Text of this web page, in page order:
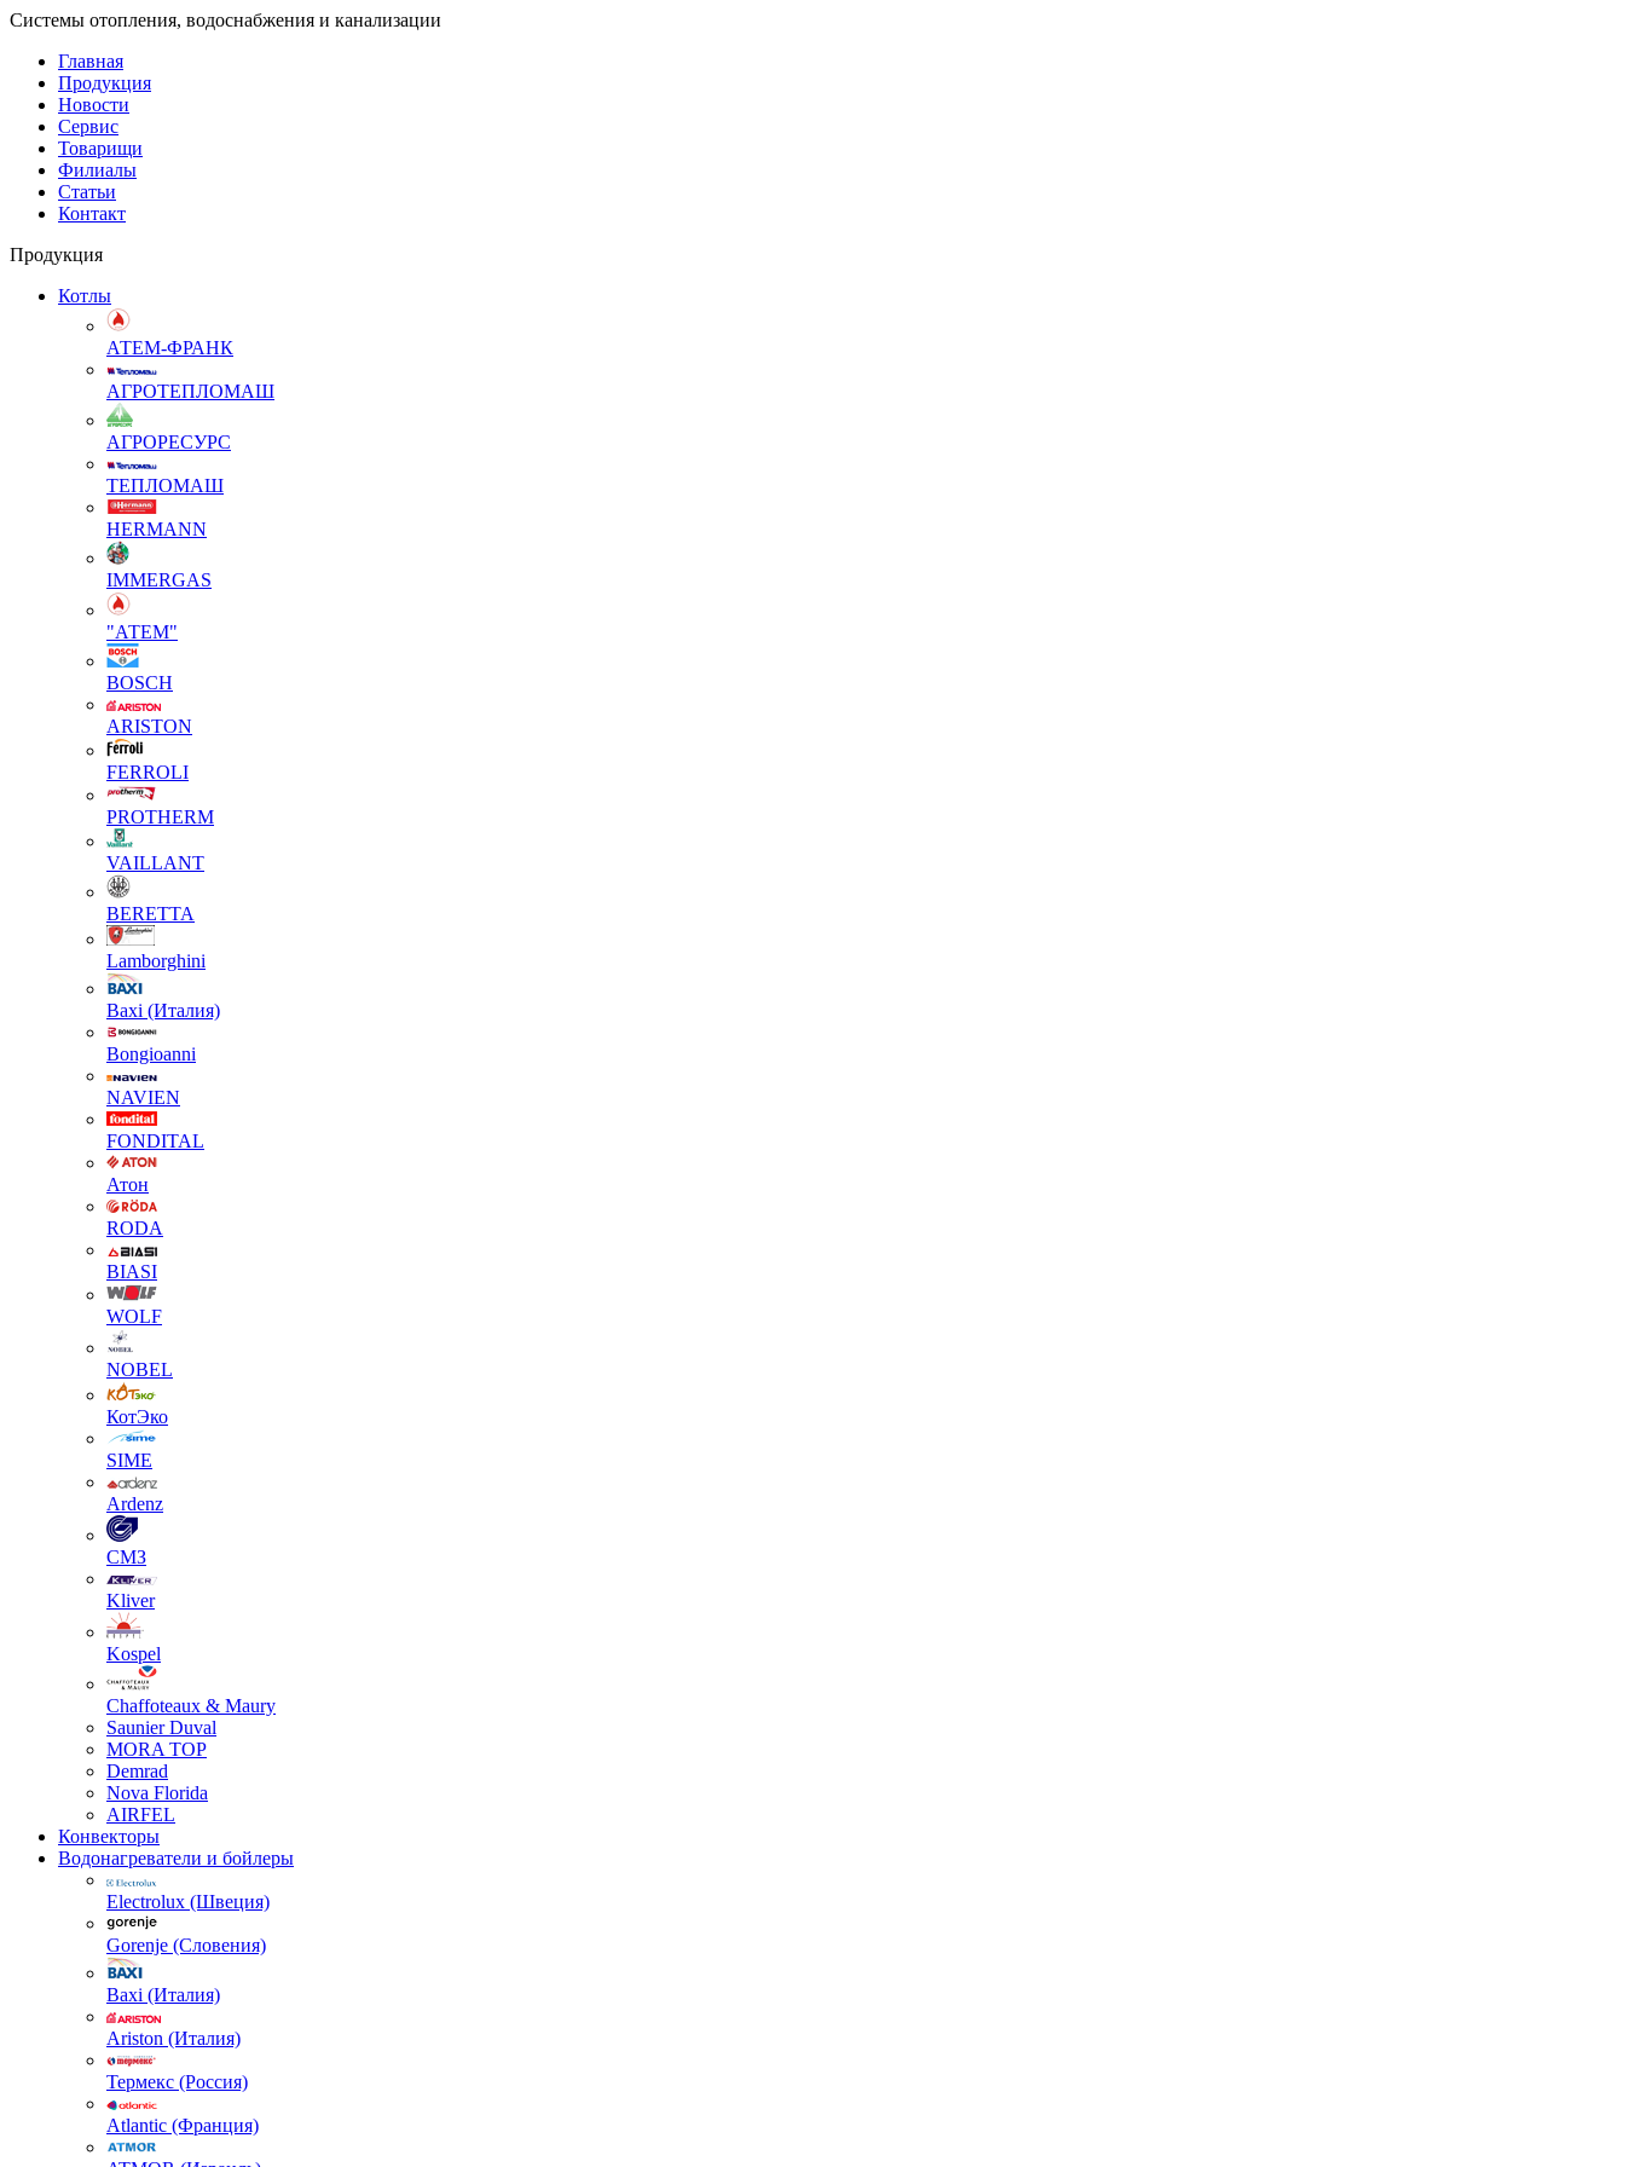
Системы отопления, водоснабжения и канализации
Главная
Продукция
Новости
Сервис
Товарищи
Филиалы
Статьи
Контакт
Продукция
Котлы
АТЕМ-ФРАНК
АГРОТЕПЛОМАШ
АГРОРЕСУРС
ТЕПЛОМАШ
HERMANN
IMMERGAS
"АТЕМ"
BOSCH
ARISTON
FERROLI
PROTHERM
VAILLANT
BERETTA
Lamborghini
Baxi (Италия)
Вongioanni
NAVIEN
FONDITAL
Атон
RODA
BIASI
WOLF
NOBEL
КотЭко
SIME
Ardenz
СМЗ
Kliver
Kospel
Chaffoteaux & Maury
Saunier Duval
MORA TOP
Demrad
Nova Florida
AIRFEL
Конвекторы
Водонагреватели и бойлеры
Electrolux (Швеция)
Gorenje (Словения)
Baxi (Италия)
Ariston (Италия)
Термекс (Россия)
Atlantic (Франция)